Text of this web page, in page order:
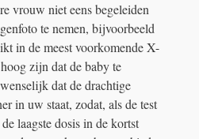
vrouw niet eens begeleiden
te nemen, bijvoorbeeld
in de meest voorkomende X-
zijn dat de baby te
dat de drachtige
in uw staat, zodat, als de test
laagste dosis in de kortst